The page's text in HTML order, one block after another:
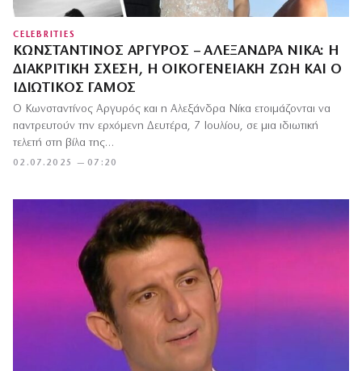
CELEBRITIES
ΚΩΝΣΤΑΝΤΊΝΟΣ ΑΡΓΥΡΌΣ – ΑΛΕΞΆΝΔΡΑ ΝΊΚΑ: Η
ΔΙΑΚΡΙΤΙΚΉ ΣΧΈΣΗ, Η ΟΙΚΟΓΕΝΕΙΑΚΉ ΖΩΉ ΚΑΙ Ο
ΙΔΙΩΤΙΚΌΣ ΓΆΜΟΣ
02.07.2025 — 07:20
Ο Κωνσταντίνος Αργυρός και η Αλεξάνδρα Νίκα ετοιμάζονται να
παντρευτούν την ερχόμενη Δευτέρα, 7 Ιουλίου, σε μια ιδιωτική
τελετή στη βίλα της…